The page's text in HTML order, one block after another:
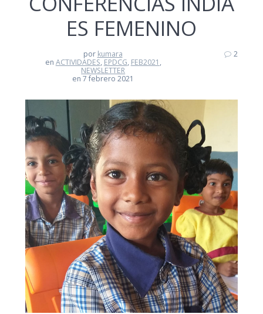
ES FEMENINO
por kumara
en ACTIVIDADES, EPDCG, FEB2021,
NEWSLETTER
en 7 febrero 2021
2